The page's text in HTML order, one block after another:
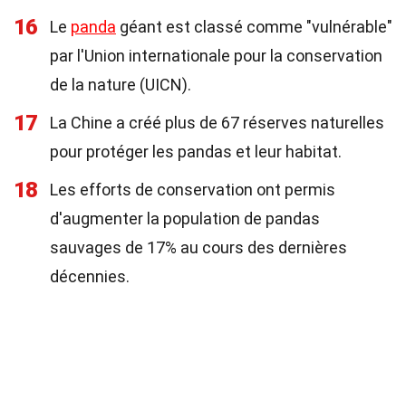
16 Le panda géant est classé comme "vulnérable"
par l'Union internationale pour la conservation
de la nature (UICN).
17
La Chine a créé plus de 67 réserves naturelles
pour protéger les pandas et leur habitat.
18
Les efforts de conservation ont permis
d'augmenter la population de pandas
sauvages de 17% au cours des dernières
décennies.